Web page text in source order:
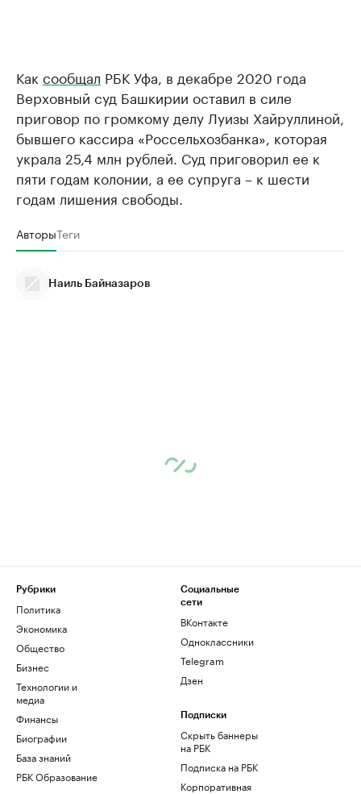
Как сообщал РБК Уфа, в декабре 2020 года
Верховный суд Башкирии оставил в силе
приговор по громкому делу Луизы Хайруллиной,
бывшего кассира «Россельхозбанка», которая
украла 25,4 млн рублей. Суд приговорил ее к
пяти годам колонии, а ее супруга – к шести
годам лишения свободы.
АвторыТеги
Наиль Байназаров
Рубрики
Политика
Экономика
Общество
Бизнес
Технологии и
медиа
Финансы
Биографии
База знаний
РБК Образование
Социальные
сети
ВКонтакте
Одноклассники
Telegram
Дзен
Подписки
Скрыть баннеры
на РБК
Подписка на РБК
Корпоративная